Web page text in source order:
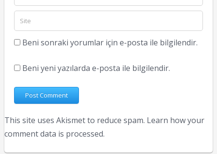
Beni sonraki yorumlar için e-posta ile bilgilendir.
Beni yeni yazılarda e-posta ile bilgilendir.
This site uses Akismet to reduce spam. Learn how your
comment data is processed.